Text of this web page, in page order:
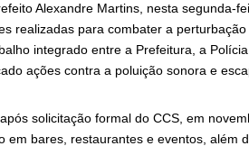
Alexandre Martins, nesta segunda-
realizadas para combater a
integrado entre a Prefeitura, a
ações contra a poluição sonora e
solicitação formal do CCS, em
em bares, restaurantes e eventos, além